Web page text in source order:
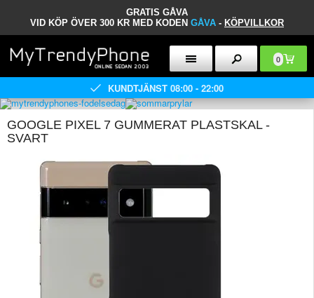
GRATIS GÅVA
VID KÖP ÖVER 300 KR MED KODEN GÅVA - KÖPVILLKOR
0
KUNDTJÄNST 08:00 - 22:00
GOOGLE PIXEL 7 GUMMERAT PLASTSKAL -
SVART